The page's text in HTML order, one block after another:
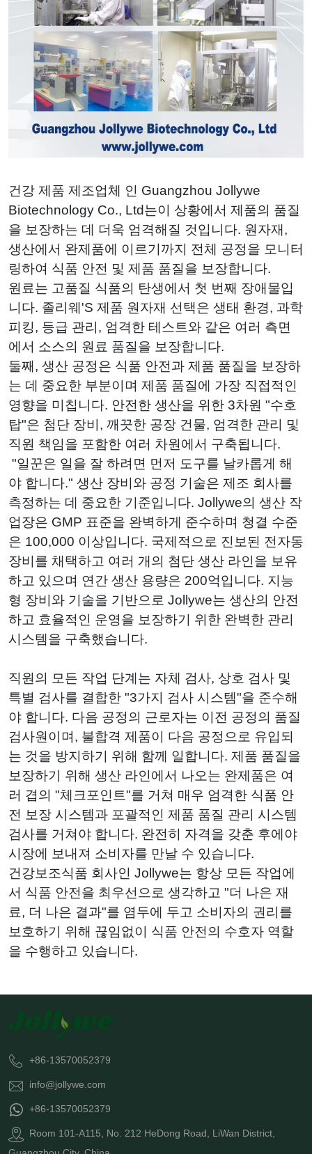
건강 제품 제조업체 인 Guangzhou Jollywe
Biotechnology Co., Ltd는이 상황에서 제품의 품질
을 보장하는 데 더욱 엄격해질 것입니다. 원자재,
생산에서 완제품에 이르기까지 전체 공정을 모니터
링하여 식품 안전 및 제품 품질을 보장합니다.
원료는 고품질 식품의 탄생에서 첫 번째 장애물입
니다. 졸리웨'S 제품 원자재 선택은 생태 환경, 과학
피킹, 등급 관리, 엄격한 테스트와 같은 여러 측면
에서 소스의 원료 품질을 보장합니다.
둘째, 생산 공정은 식품 안전과 제품 품질을 보장하
는 데 중요한 부분이며 제품 품질에 가장 직접적인
영향을 미칩니다. 안전한 생산을 위한 3차원 "수호
탑"은 첨단 장비, 깨끗한 공장 건물, 엄격한 관리 및
직원 책임을 포함한 여러 차원에서 구축됩니다.
"일꾼은 일을 잘 하려면 먼저 도구를 날카롭게 해
야 합니다." 생산 장비와 공정 기술은 제조 회사를
측정하는 데 중요한 기준입니다. Jollywe의 생산 작
업장은 GMP 표준을 완벽하게 준수하며 청결 수준
은 100,000 이상입니다. 국제적으로 진보된 전자동
장비를 채택하고 여러 개의 첨단 생산 라인을 보유
하고 있으며 연간 생산 용량은 200억입니다. 지능
형 장비와 기술을 기반으로 Jollywe는 생산의 안전
하고 효율적인 운영을 보장하기 위한 완벽한 관리
시스템을 구축했습니다.
직원의 모든 작업 단계는 자체 검사, 상호 검사 및
특별 검사를 결합한 "3가지 검사 시스템"을 준수해
야 합니다. 다음 공정의 근로자는 이전 공정의 품질
검사원이며, 불합격 제품이 다음 공정으로 유입되
는 것을 방지하기 위해 함께 일합니다. 제품 품질을
보장하기 위해 생산 라인에서 나오는 완제품은 여
러 겹의 "체크포인트"를 거쳐 매우 엄격한 식품 안
전 보장 시스템과 포괄적인 제품 품질 관리 시스템
검사를 거쳐야 합니다. 완전히 자격을 갖춘 후에야
시장에 보내져 소비자를 만날 수 있습니다.
건강보조식품 회사인 Jollywe는 항상 모든 작업에
서 식품 안전을 최우선으로 생각하고 "더 나은 재
료, 더 나은 결과"를 염두에 두고 소비자의 권리를
보호하기 위해 끊임없이 식품 안전의 수호자 역할
을 수행하고 있습니다.
+86-13570052379
info@jollywe.com
+86-13570052379
Room 101-A115, No. 212 HeDong Road, LiWan District,